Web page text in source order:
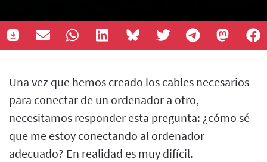
Una vez que hemos creado los cables necesarios
para conectar de un ordenador a otro,
necesitamos responder esta pregunta: ¿cómo sé
que me estoy conectando al ordenador
adecuado? En realidad es muy difícil.